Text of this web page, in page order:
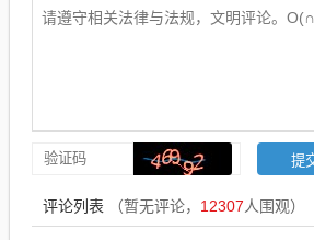
评论列表 （暂无评论， 12307人围观）